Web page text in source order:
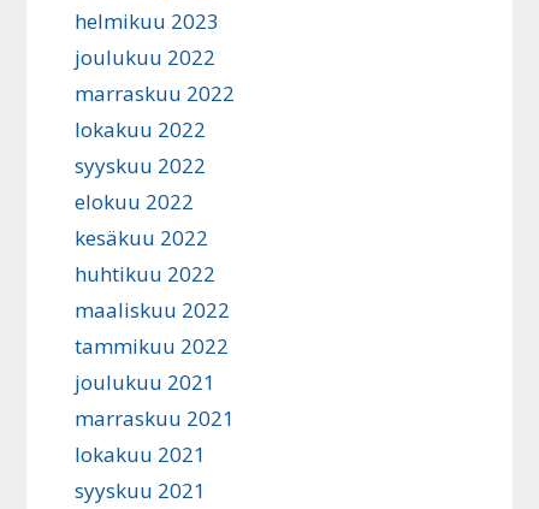
helmikuu 2023
joulukuu 2022
marraskuu 2022
lokakuu 2022
syyskuu 2022
elokuu 2022
kesäkuu 2022
huhtikuu 2022
maaliskuu 2022
tammikuu 2022
joulukuu 2021
marraskuu 2021
lokakuu 2021
syyskuu 2021